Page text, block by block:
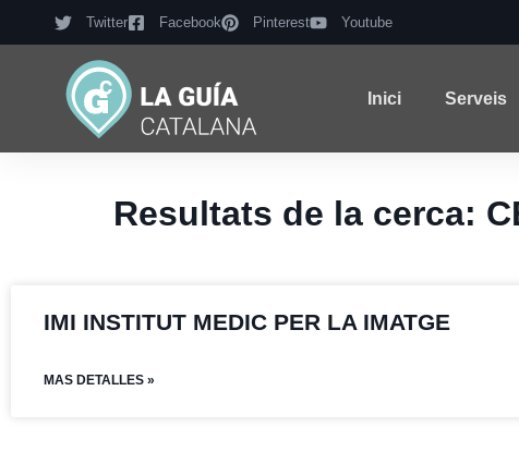
Twitter Facebook Pinterest Youtube
Inici Serveis
Resultats de la cerca:
IMI INSTITUT MEDIC PER LA IMATGE
MAS DETALLES »